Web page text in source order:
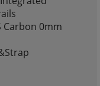
Carbon 0mm